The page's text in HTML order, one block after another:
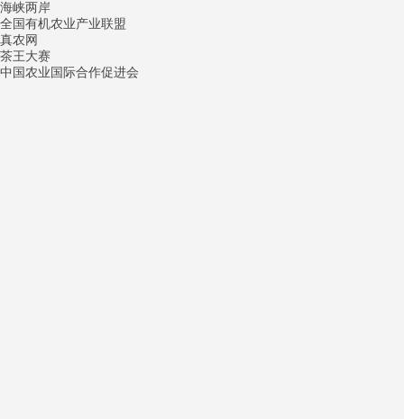
海峡两岸
全国有机农业产业联盟
真农网
茶王大赛
中国农业国际合作促进会